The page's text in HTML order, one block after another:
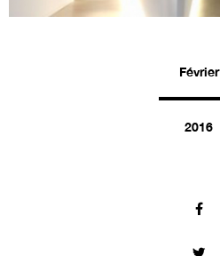
Février
2016